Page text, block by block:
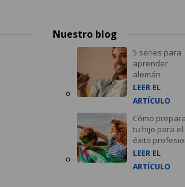
Nuestro blog
5 series para
aprender
alemán
LEER EL
ARTÍCULO
Cómo
tu hijo para el
éxito
LEER EL
ARTÍCULO